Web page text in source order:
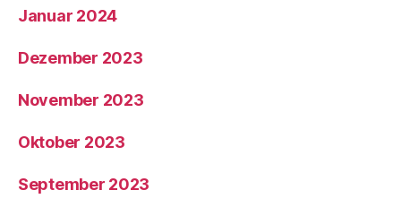
Januar 2024
Dezember 2023
November 2023
Oktober 2023
September 2023